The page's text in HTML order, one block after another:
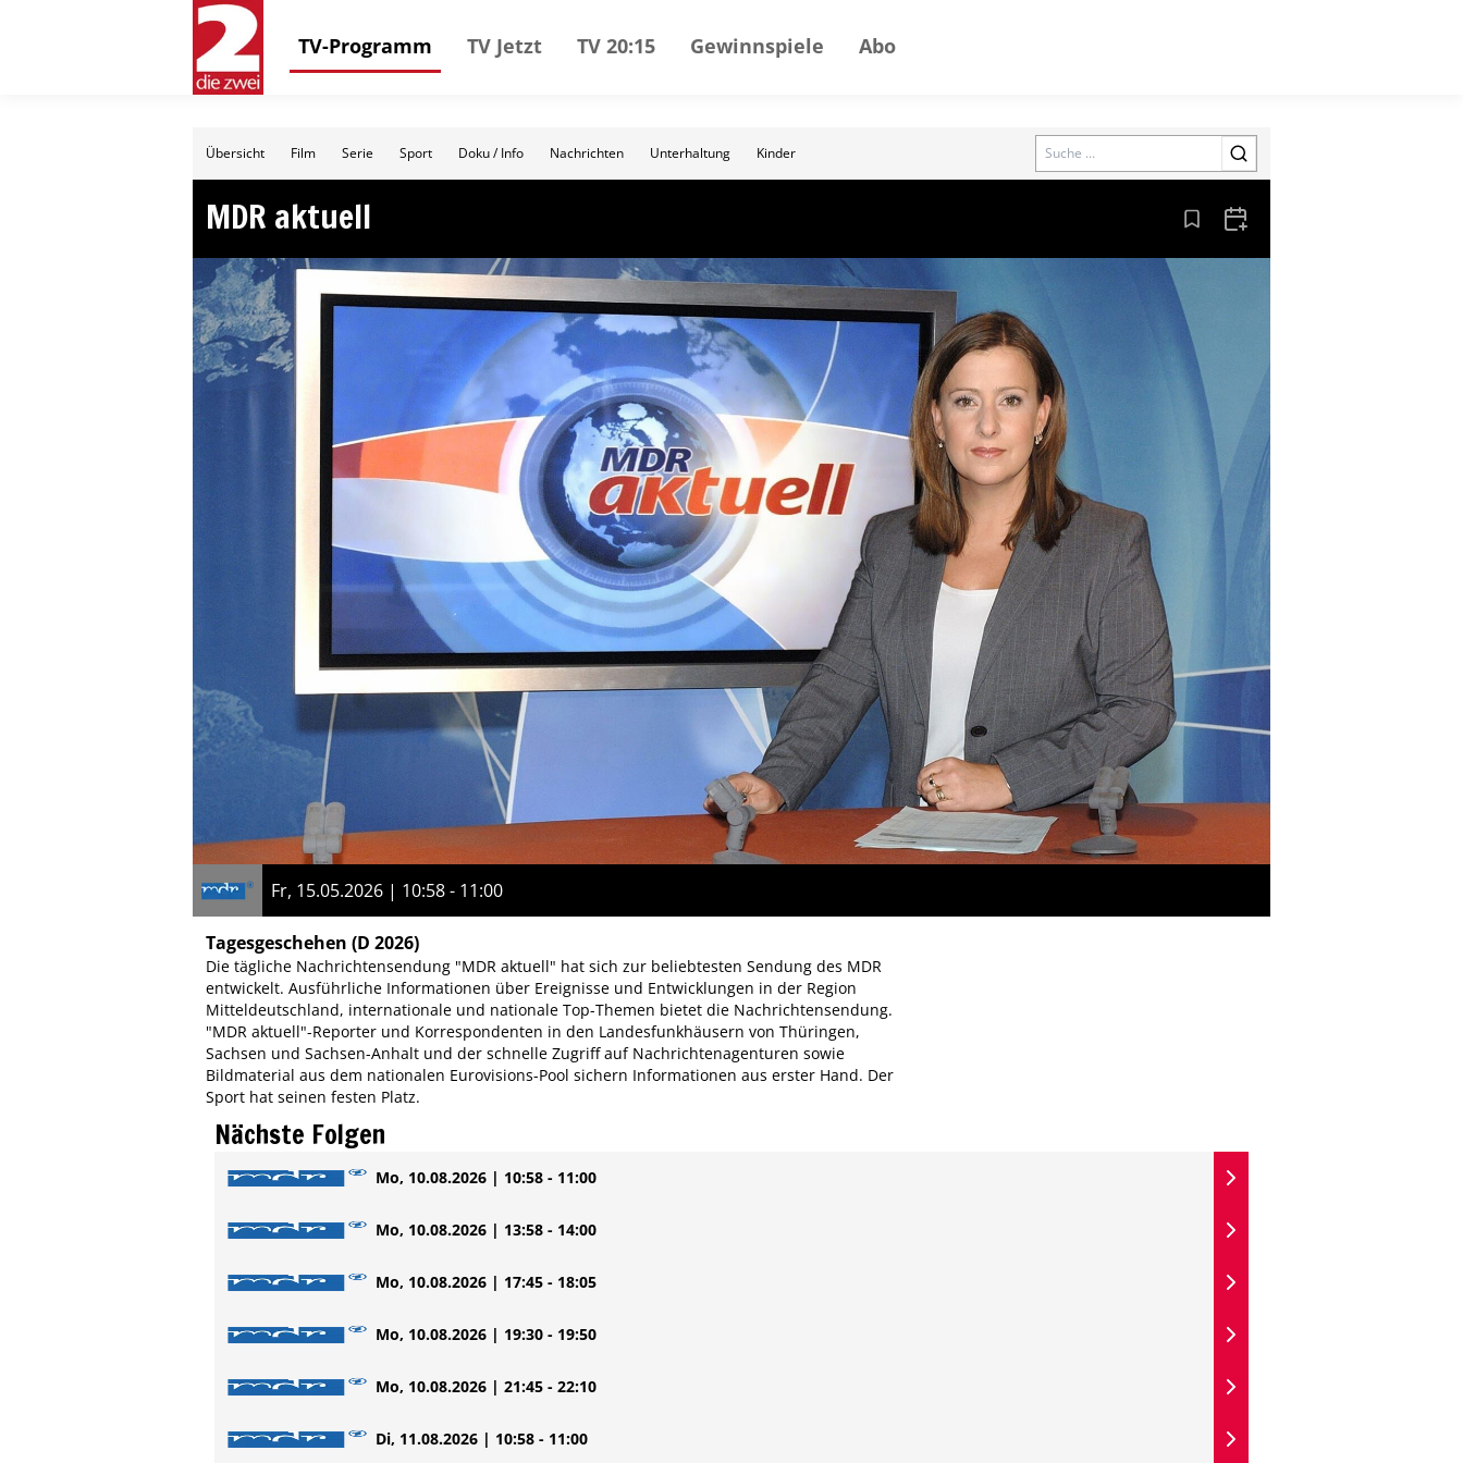
TV-Programm TV Jetzt TV 20:15 Gewinnspiele Abo
Übersicht Film Serie Sport Doku / Info Nachrichten Unterhaltung Kinder Search
MDR aktuell Aus den Lesezeichen entfernen
Zum Kalender hinzufügen
Fr, 15.05.2026 | 10:58 - 11:00
Tagesgeschehen (D 2026)
Die tägliche Nachrichtensendung "MDR aktuell" hat sich zur beliebtesten Sendung des MDR
entwickelt. Ausführliche Informationen über Ereignisse und Entwicklungen in der Region
Mitteldeutschland, internationale und nationale Top-Themen bietet die Nachrichtensendung.
"MDR aktuell"-Reporter und Korrespondenten in den Landesfunkhäusern von Thüringen,
Sachsen und Sachsen-Anhalt und der schnelle Zugriff auf Nachrichtenagenturen sowie
Bildmaterial aus dem nationalen Eurovisions-Pool sichern Informationen aus erster Hand. Der
Sport hat seinen festen Platz.
Nächste Folgen
Mo, 10.08.2026 | 10:58 - 11:00
Mo, 10.08.2026 | 13:58 - 14:00
Mo, 10.08.2026 | 17:45 - 18:05
Mo, 10.08.2026 | 19:30 - 19:50
Mo, 10.08.2026 | 21:45 - 22:10
Di, 11.08.2026 | 10:58 - 11:00